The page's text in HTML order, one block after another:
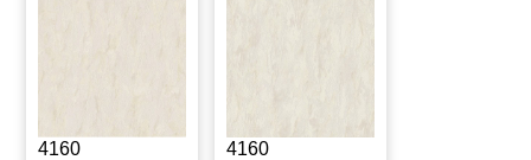
4160
4160